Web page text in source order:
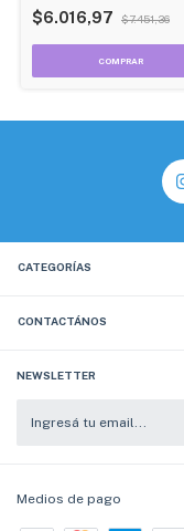
$6.016,97 $7.451,36
CATEGORÍAS
CONTACTÁNOS
NEWSLETTER
Medios de pago